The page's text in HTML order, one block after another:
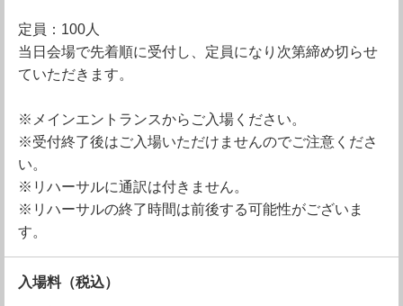
定員：100人
当日会場で先着順に受付し、定員になり次第締め切らせ
ていただきます。
※メインエントランスからご入場ください。
※受付終了後はご入場いただけませんのでご注意くださ
い。
※リハーサルに通訳は付きません。
※リハーサルの終了時間は前後する可能性がございま
す。
入場料（税込）